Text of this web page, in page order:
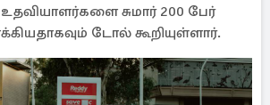
சுமார் 200 பேர்
டோல் கூறியுள்ளார்.